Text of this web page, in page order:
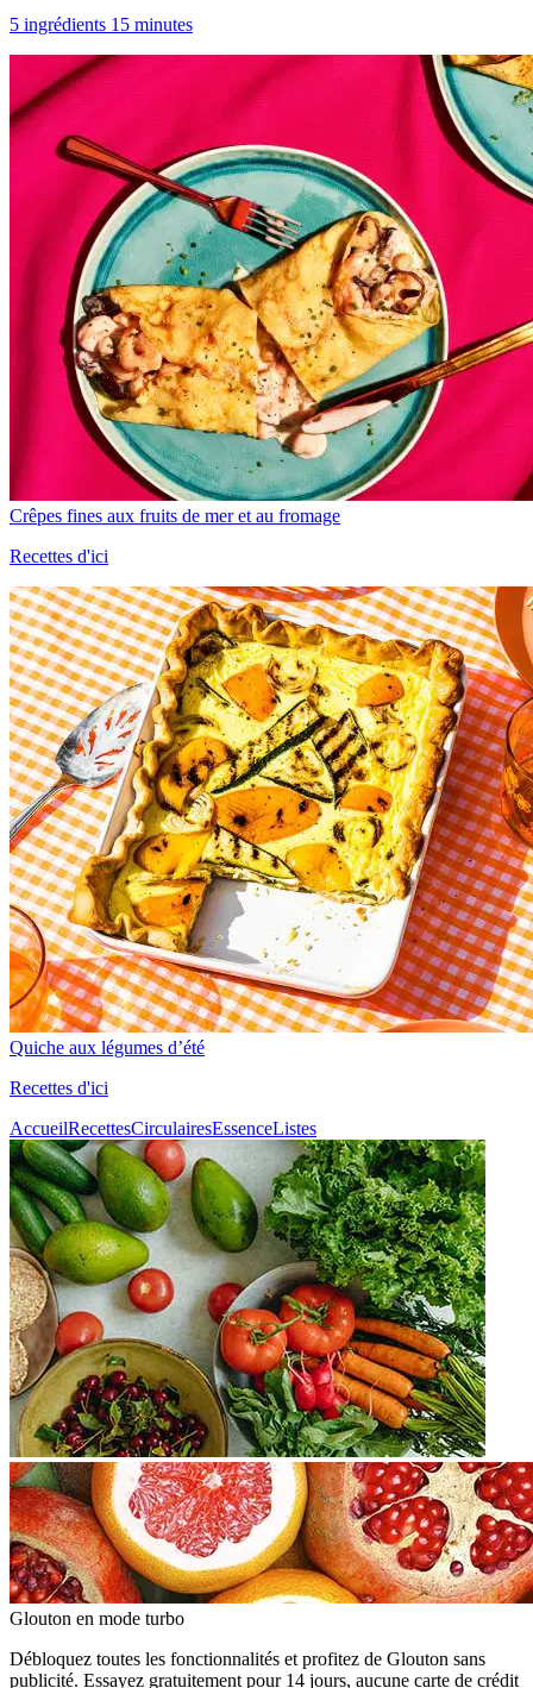
5 ingrédients 15 minutes
Crêpes fines aux fruits de mer et au fromage
Recettes d'ici
Quiche aux légumes d’été
Recettes d'ici
AccueilRecettesCirculairesEssenceListes
Glouton en mode turbo
Débloquez toutes les fonctionnalités et profitez de Glouton sans
publicité. Essayez gratuitement pour 14 jours, aucune carte de crédit